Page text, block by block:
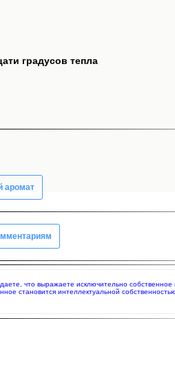
градусов тепла
аромат
что выражаете исключительно собственное
становится интеллектуальной